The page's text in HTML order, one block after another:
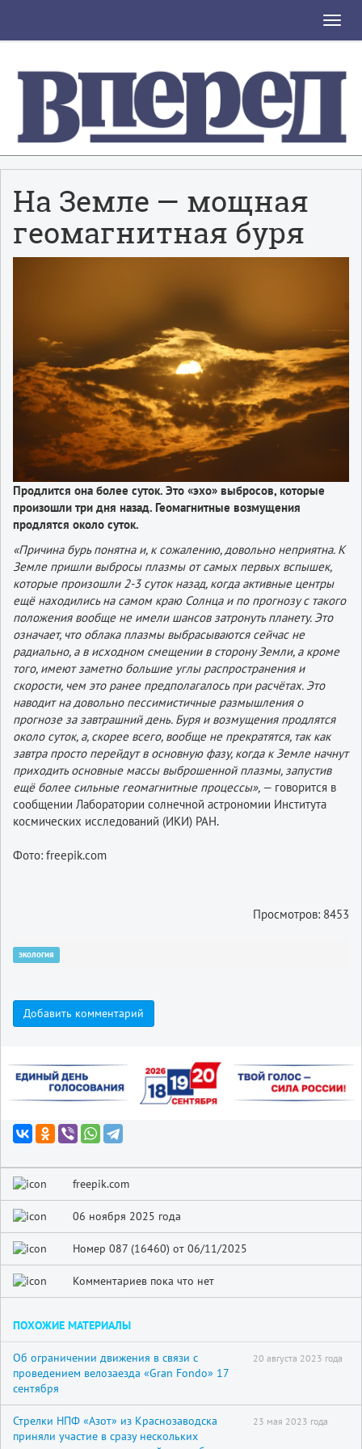
Toggle
На Земле — мощная
геомагнитная буря
Продлится она более суток. Это «эхо» выбросов, которые
произошли три дня назад. Геомагнитные возмущения
продлятся около суток.
«Причина бурь понятна и, к сожалению, довольно неприятна. К
Земле пришли выбросы плазмы от самых первых вспышек,
которые произошли 2-3 суток назад, когда активные центры
ещё находились на самом краю Солнца и по прогнозу с такого
положения вообще не имели шансов затронуть планету. Это
означает, что облака плазмы выбрасываются сейчас не
радиально, а в исходном смещении в сторону Земли, а кроме
того, имеют заметно большие углы распространения и
скорости, чем это ранее предполагалось при расчётах. Это
наводит на довольно пессимистичные размышления о
прогнозе за завтрашний день. Буря и возмущения продлятся
около суток, а, скорее всего, вообще не прекратятся, так как
завтра просто перейдут в основную фазу, когда к Земле начнут
приходить основные массы выброшенной плазмы, запустив
ещё более сильные геомагнитные процессы», — говорится в
сообщении Лаборатории солнечной астрономии Института
космических исследований (ИКИ) РАН.
Фото: freepik.com
Просмотров: 8453
экология
Добавить комментарий
freepik.com
06 ноября 2025 года
Номер 087 (16460) от 06/11/2025
Комментариев пока что нет
ПОХОЖИЕ МАТЕРИАЛЫ
Об ограничении движения в связи с
проведением велозаезда «Gran Fondo» 17
сентября
20 августа 2023 года
Стрелки НПФ «Азот» из Краснозаводска
приняли участие в сразу нескольких
23 мая 2023 года